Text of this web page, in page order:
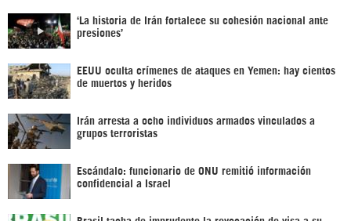
‘La historia de Irán fortalece su cohesión nacional ante
presiones’
EEUU oculta crímenes de ataques en Yemen: hay cientos
de muertos y heridos
Irán arresta a ocho individuos armados vinculados a
grupos terroristas
Escándalo: funcionario de ONU remitió información
confidencial a Israel